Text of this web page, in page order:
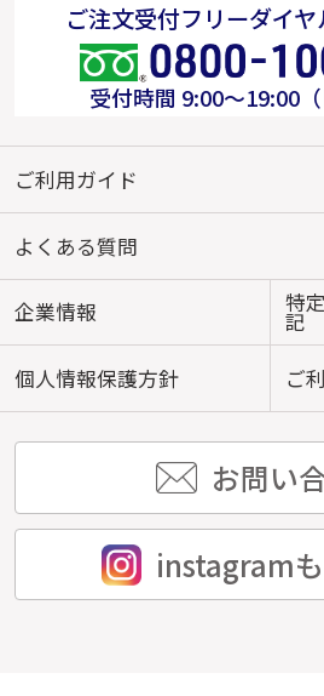
ご注文受付フリーダイ
受付時間 9:00～19:00（
ご利用ガイド
よくある質問
企業情報 特
記
個人情報保護方針
ご
お問い
instagram